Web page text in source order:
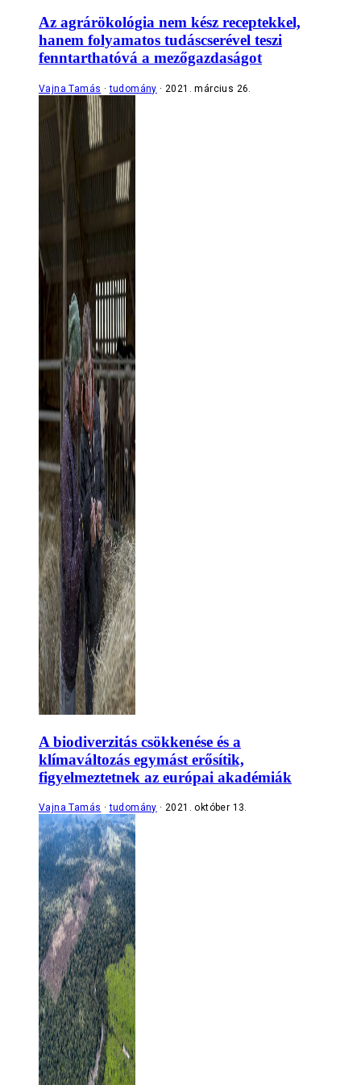
Az agrárökológia nem kész receptekkel,
hanem folyamatos tudáscserével teszi
fenntarthatóvá a mezőgazdaságot
Vajna Tamás tudomány 2021. március 26.
A biodiverzitás csökkenése és a
klímaváltozás egymást erősítik,
figyelmeztetnek az európai akadémiák
Vajna Tamás tudomány 2021. október 13.